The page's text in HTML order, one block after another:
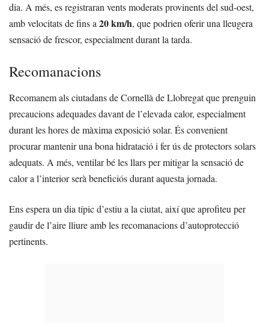
dia. A més, es registraran vents moderats provinents del sud-oest,
amb velocitats de fins a20 km/h, que podrien oferir una lleugera
sensació de frescor, especialment durant la tarda.
Recomanacions
Recomanem als ciutadans de Cornellà de Llobregat que prenguin
precaucions adequades davant de l’elevada calor, especialment
durant les hores de màxima exposició solar. És convenient
procurar mantenir una bona hidratació i fer ús de protectors solars
adequats. A més, ventilar bé les llars per mitigar la sensació de
calor a l’interior serà beneficiós durant aquesta jornada.
Ens espera un dia típic d’estiu a la ciutat, així que aprofiteu per
gaudir de l’aire lliure amb les recomanacions d’autoprotecció
pertinents.